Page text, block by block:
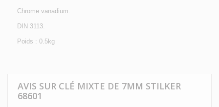
Chrome vanadium.
DIN 3113.
Poids : 0.5kg
AVIS SUR CLÉ MIXTE DE 7MM STILKER
68601